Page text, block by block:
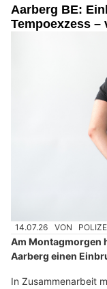
Aarberg BE:
Tempoexzess
14.07.26 VON
Am Montagmorgen
Aarberg einen
In Zusammenarbeit